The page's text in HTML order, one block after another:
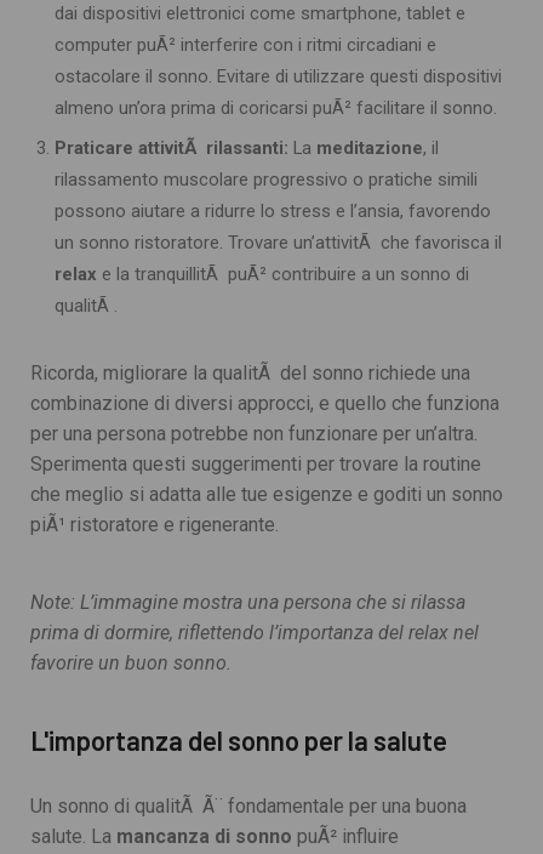
dai dispositivi elettronici come smartphone, tablet e
computer puÃ² interferire con i ritmi circadiani e
ostacolare il sonno. Evitare di utilizzare questi dispositivi
almeno un’ora prima di coricarsi puÃ² facilitare il sonno.
Praticare attivitÃ rilassanti: La meditazione, il
rilassamento muscolare progressivo o pratiche simili
possono aiutare a ridurre lo stress e l’ansia, favorendo
un sonno ristoratore. Trovare un’attivitÃ che favorisca il
relax e la tranquillitÃ puÃ² contribuire a un sonno di
qualitÃ .
Ricorda, migliorare la qualitÃ del sonno richiede una
combinazione di diversi approcci, e quello che funziona
per una persona potrebbe non funzionare per un’altra.
Sperimenta questi suggerimenti per trovare la routine
che meglio si adatta alle tue esigenze e goditi un sonno
piÃ¹ ristoratore e rigenerante.
Note: L’immagine mostra una persona che si rilassa
prima di dormire, riflettendo l’importanza del relax nel
favorire un buon sonno.
L'importanza del sonno per la salute
Un sonno di qualitÃ Ã¨ fondamentale per una buona
salute. La mancanza di sonno puÃ² influire